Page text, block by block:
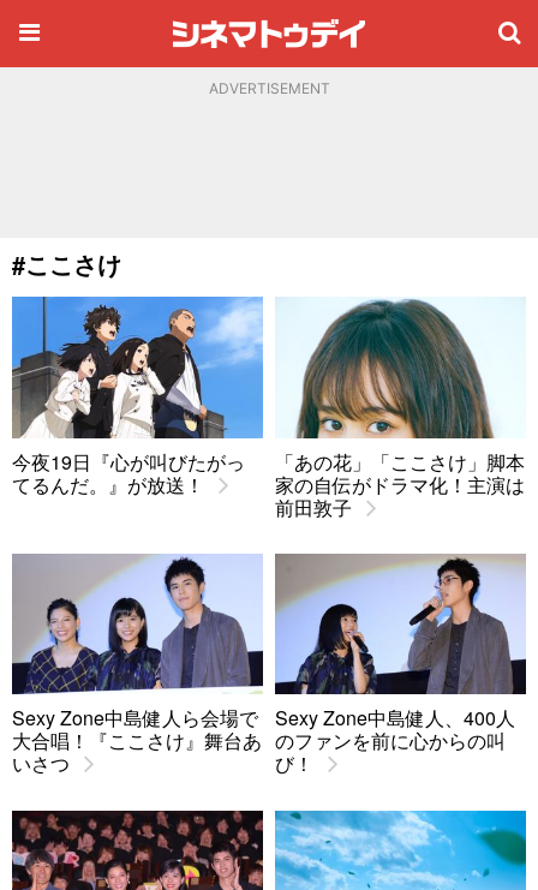
ADVERTISEMENT
#ここさけ
今夜19日『心が叫びたがっ
てるんだ。』が放送！
「あの花」「ここさけ」脚本
家の自伝がドラマ化！主演は
前田敦子
Sexy Zone中島健人ら会場で
大合唱！『ここさけ』舞台あ
いさつ
Sexy Zone中島健人、400人
のファンを前に心からの叫
び！